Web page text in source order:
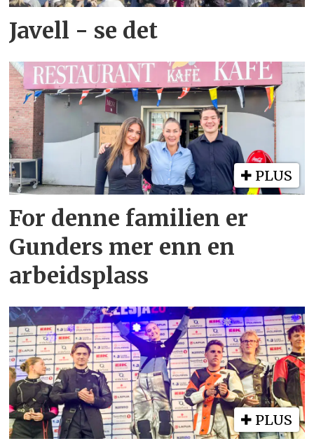
Javell - se det
PLUS
For denne familien er
Gunders mer enn en
arbeidsplass
PLUS